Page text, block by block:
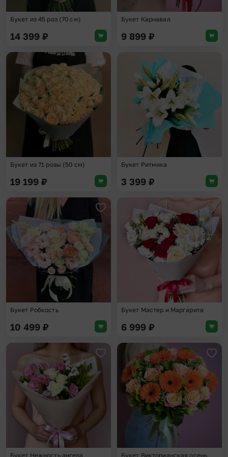
Букет из 45 роз (70 см)
14 399 ₽
Букет Карнавал
9 899 ₽
Добавить в избранное
Букет из 71 розы (50 см)
19 199 ₽
Букет Ритмика
3 399 ₽
Добавить в избранное
Букет Робкость
10 499 ₽
Букет Мастер и Маргарита
6 999 ₽
Добавить в избранное
Букет Нежность ангела Букет Викторианская осень